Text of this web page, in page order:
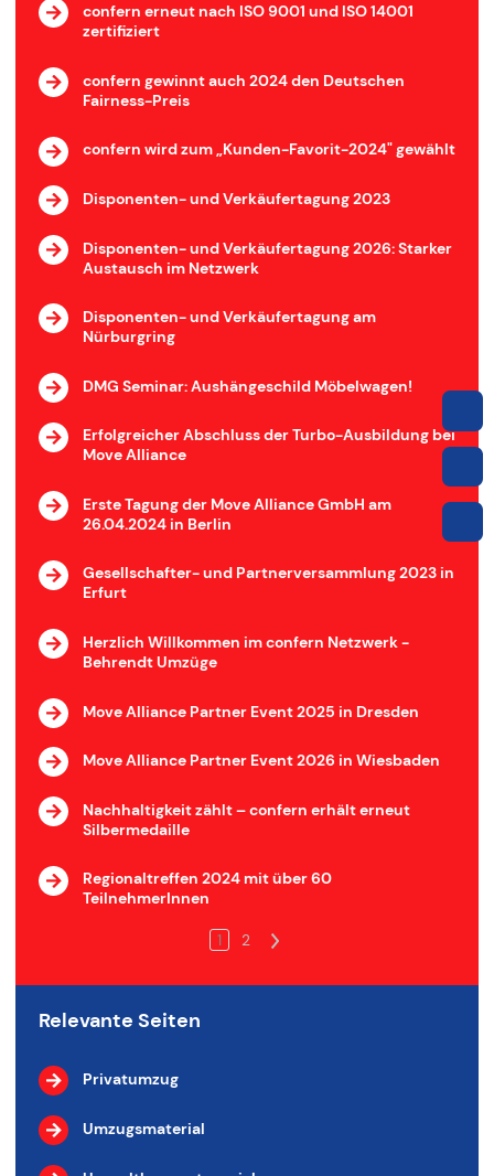
confern erneut nach ISO 9001 und ISO 14001
zertifiziert
confern gewinnt auch 2024 den Deutschen
Fairness-Preis
confern wird zum „Kunden-Favorit-2024" gewählt
Disponenten- und Verkäufertagung 2023
Disponenten- und Verkäufertagung 2026: Starker
Austausch im Netzwerk
Disponenten- und Verkäufertagung am
Nürburgring
DMG Seminar: Aushängeschild Möbelwagen!
Erfolgreicher Abschluss der Turbo-Ausbildung bei
Move Alliance
Erste Tagung der Move Alliance GmbH am
26.04.2024 in Berlin
Gesellschafter- und Partnerversammlung 2023 in
Erfurt
Herzlich Willkommen im confern Netzwerk -
Behrendt Umzüge
Move Alliance Partner Event 2025 in Dresden
Move Alliance Partner Event 2026 in Wiesbaden
Nachhaltigkeit zählt – confern erhält erneut
Silbermedaille
Regionaltreffen 2024 mit über 60
TeilnehmerInnen
1 2 >
Relevante Seiten
Privatumzug
Umzugsmaterial